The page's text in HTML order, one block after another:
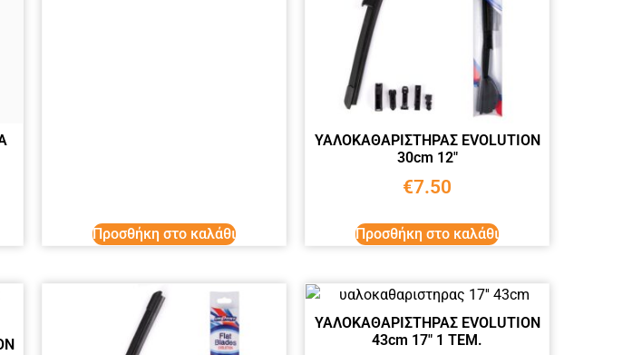
Προσθήκη στο καλάθι
ΥΑΛΟΚΑΘΑΡΙΣΤΗΡΑΣ EVOLUTION
30cm 12″
€7.50
Προσθήκη στο καλάθι
ΥΑΛΟΚΑΘΑΡΙΣΤΗΡΑΣ EVOLUTION
43cm 17″ 1 ΤΕΜ.